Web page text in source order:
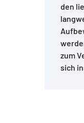
den
zum
sich